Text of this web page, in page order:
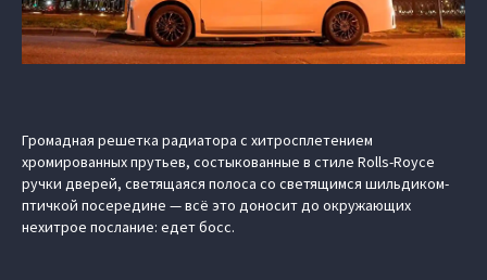
Громадная решетка радиатора с хитросплетением
хромированных прутьев, состыкованные в стиле Rolls-Royce
ручки дверей, светящаяся полоса со светящимся шильдиком-
птичкой посередине — всё это доносит до окружающих
нехитрое послание: едет босс.